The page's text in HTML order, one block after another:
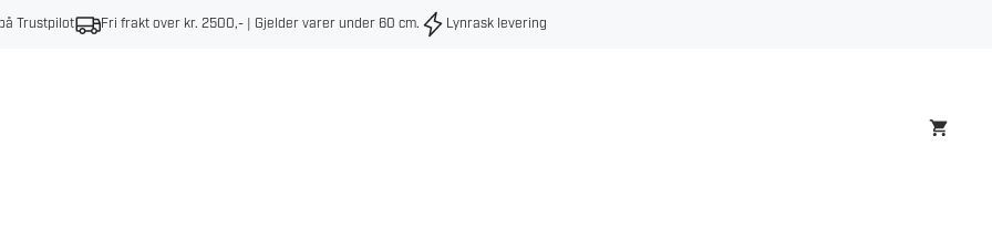
Trustpilot Fri frakt over kr. 2500,- | Gjelder varer under 60 cm. Lynrask levering